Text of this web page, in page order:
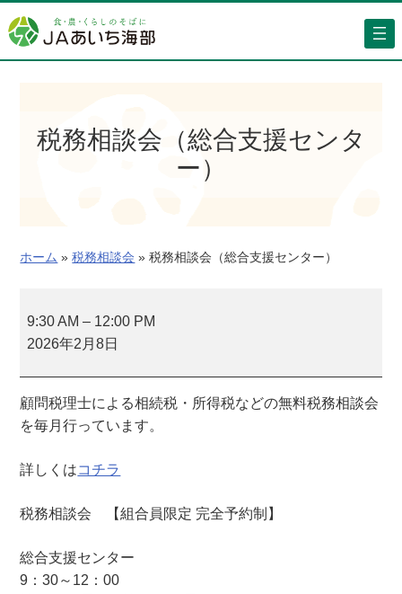
容
を
税務相談会（総合支援センタ
ー）
ホーム » 税務相談会 » 税務相談会（総合支援センター）
務
相
（
総
支
セ
タ
9:30 AM – 12:00 PM
2026年2月8日
顧問税理士による相続税・所得税などの無料税務相談会
を毎月行っています。
詳しくはコチラ
税務相談会 【組合員限定 完全予約制】
総合支援センター
9：30～12：00